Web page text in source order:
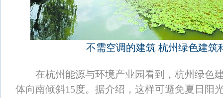
不需空调的建筑 杭州绿色建筑
在杭州能源与环境产业园看到，杭州绿色
体向南倾斜15度。据介绍，这样可避免夏日阳